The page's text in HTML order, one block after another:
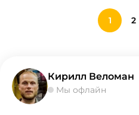
1 2
Кирилл Веломан
Мы офлайн